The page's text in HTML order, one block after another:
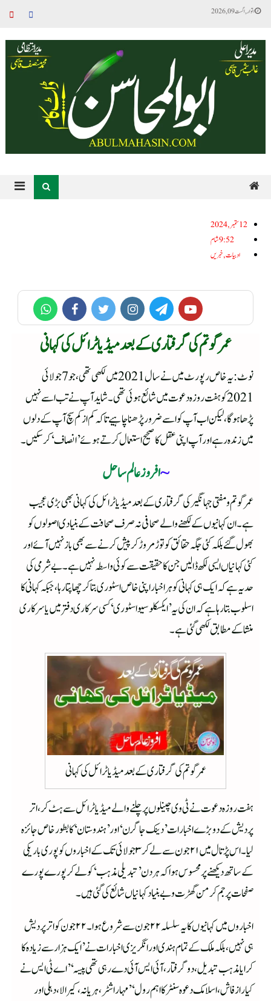
اتوار, اگست 09, 2026
12ستمبر, 2024
9:52 شام
ادبیات,خبریں
عمر گوتم کی گرفتاری کے بعد میڈیا ٹرائل کی کہانی
نوٹ: یہ خاص رپورٹ میں نے سال 2021 میں لکھی تھی، جو 7 جولائی
2021 کو ہفت روزہ دعوت میں شائع ہوئی تھی۔ شاید آپ نے تب اسے نہیں
پڑھا ہوگا، لیکن اب آپ کو اسے ضرور پڑھنا چاہیے تاکہ کم از کم سچ آپ کے دلوں
میں زندہ رہے اور آپ اپنی عقل کا صحیح استعمال کرتے ہوئے’ انصاف ‘کر سکیں۔
~افروز عالم ساحل
عمر گوتم ومفتی جہانگیر کی گرفتاری کے بعد میڈیا ٹرائل کی کہانی بھی بڑی عجیب
ہے۔ ان کہانیوں کے لکھنے والے صحافی نہ صرف صحافت کے بنیادی اصولوں کو
بھول گئے بلکہ کئی جگہ حقائق کو توڑ مروڑ کر پیش کرنے سے بھی باز نہیں آئے اور
کئی کہانیاں ایسی لکھ ڈالیں جن کا حقیقت سے کوئی واسطہ نہیں ہے۔ بے شرمی کی
حد یہ ہے کہ ایک ہی کہانی کو ہر اخبار اپنی خاص اسٹوری بتا کر چھاپتا رہا، جبکہ کہانی کا
اسلوب بتا رہا ہے کہ ان کی یہ ’ایکسکلوسیو اسٹوری‘ کسی سرکاری دفتر میں یا سرکاری
منشا کے مطابق لکھی گئی ہے۔
عمر گوتم کی گرفتاری کے بعد میڈیا ٹرائل کی کہانی
ہفت روزہ دعوت نے ٹی وی چینلوں پر چلنے والے میڈیا ٹرائل سے ہٹ کر، اتر
پردیش کے دو بڑے اخبارات ’دینک جاگرن‘ اور ’ہندوستان‘ کا بطور خاص جائزہ
لیا۔ اس پڑتال میں ۲۱ جون سے لے کر ۳ جولائی تک کے اخباروں کو پوری باریکی
کے ساتھ دیکھنے پر محسوس ہوا کہ ہر دن ’تبدیلی مذہب‘ کو لے کر پورے پورے
صفحات پر جم کر من گھڑت وبے بنیاد کہانیاں شائع کی گئی ہیں۔
اخباروں میں کہانیوں کا یہ سلسلہ ۲۲ جون سے شروع ہوا۔ ۲۲ جون کو اتر پردیش
ہی نہیں، بلکہ ملک کے تمام ہندی اور انگریزی اخبارات نے ’ایک ہزار سے زیادہ کا
کرایا مذہب تبدیل، دو گرفتار، آئی ایس آئی دے رہی تھی پیسہ‘ ’اے ٹی ایس نے
کیا راز فاش، اسلامک دعوہ سنٹر کا اہم رول‘ ’مہاراشٹر، ہریانہ، کیرالا، دہلی اور